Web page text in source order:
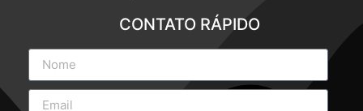
CONTATO RÁPIDO